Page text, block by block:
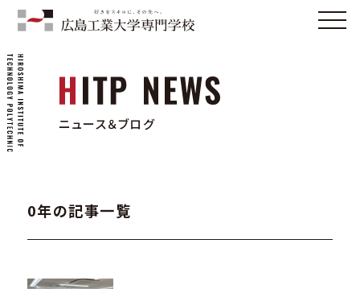
ニュース＆ブログ
0年の記事一覧